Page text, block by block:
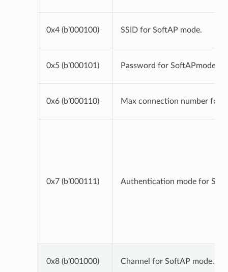
0x4 (b’000100) SSID for SoftAP mode.
0x5 (b’000101) Password for SoftAPmode.
0x6 (b’000110) Max connection number for
0x7 (b’000111) Authentication mode for
0x8 (b’001000) Channel for SoftAP mode.